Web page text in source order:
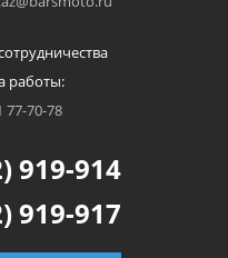
работы:
77-70-78
919-914
919-917